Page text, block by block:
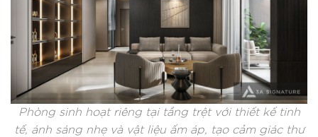
Phòng sinh hoạt riêng tại tầng trệt với thiết kế tinh
tế, ánh sáng nhẹ và vật liệu ấm áp, tạo cảm giác thư